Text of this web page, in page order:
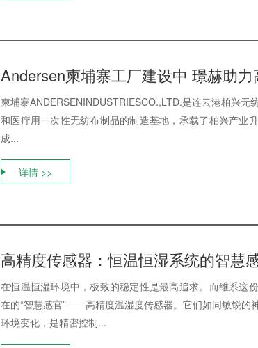
Andersen柬埔寨工厂建设中 璟赫助
柬埔寨ANDERSENINDUSTRIESCO.,LTD.是连云港柏兴无
和医疗用一次性无纺布制品的制造基地，承载了柏兴产业
成...
详情 >>
高精度传感器：恒温恒湿系统的智慧
在恒温恒湿环境中，极致的稳定性是最高追求。而维系这
在的“智慧感官”——高精度温湿度传感器。它们如同敏锐的
环境变化，是精密控制...